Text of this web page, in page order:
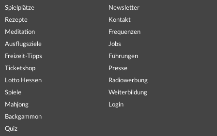
Spielplätze
Rezepte
Meditation
Ausflugsziele
Freizeit-Tipps
Ticketshop
Lotto Hessen
Spiele
Mahjong
Backgammon
Quiz
Newsletter
Kontakt
Frequenzen
Jobs
Führungen
Presse
Radiowerbung
Weiterbildung
Login